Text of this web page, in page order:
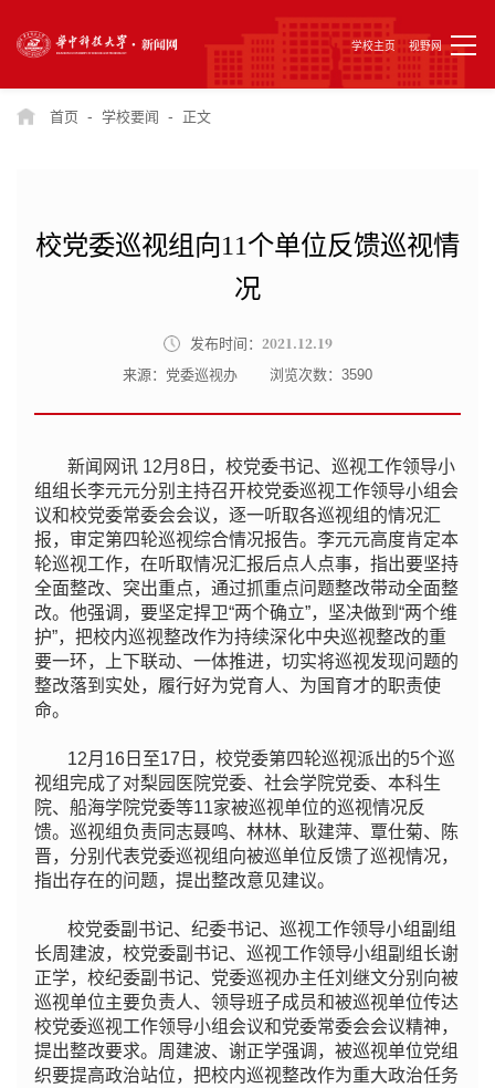
学校主页 视野网
首页 - 学校要闻 - 正文
校党委巡视组向11个单位反馈巡视情
况
发布时间： 2021.12.19
来源：党委巡视办 浏览次数： 3590
新闻网讯 12月8日，校党委书记、巡视工作领导小
组组长李元元分别主持召开校党委巡视工作领导小组会
议和校党委常委会会议，逐一听取各巡视组的情况汇
报，审定第四轮巡视综合情况报告。李元元高度肯定本
轮巡视工作，在听取情况汇报后点人点事，指出要坚持
全面整改、突出重点，通过抓重点问题整改带动全面整
改。他强调，要坚定捍卫“两个确立”，坚决做到“两个维
护”，把校内巡视整改作为持续深化中央巡视整改的重
要一环，上下联动、一体推进，切实将巡视发现问题的
整改落到实处，履行好为党育人、为国育才的职责使
命。
12月16日至17日，校党委第四轮巡视派出的5个巡
视组完成了对梨园医院党委、社会学院党委、本科生
院、船海学院党委等11家被巡视单位的巡视情况反
馈。巡视组负责同志聂鸣、林林、耿建萍、覃仕菊、陈
晋，分别代表党委巡视组向被巡单位反馈了巡视情况，
指出存在的问题，提出整改意见建议。
校党委副书记、纪委书记、巡视工作领导小组副组
长周建波，校党委副书记、巡视工作领导小组副组长谢
正学，校纪委副书记、党委巡视办主任刘继文分别向被
巡视单位主要负责人、领导班子成员和被巡视单位传达
校党委巡视工作领导小组会议和党委常委会会议精神，
提出整改要求。周建波、谢正学强调，被巡视单位党组
织要提高政治站位，把校内巡视整改作为重大政治任务